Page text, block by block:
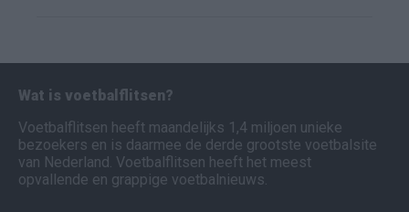
Wat is voetbalflitsen?
Voetbalflitsen heeft maandelijks 1,4 miljoen unieke
bezoekers en is daarmee de derde grootste voetbalsite
van Nederland. Voetbalflitsen heeft het meest
opvallende en grappige voetbalnieuws.